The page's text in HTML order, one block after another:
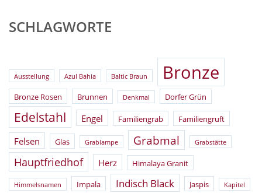
SCHLAGWORTE
Ausstellung Azul Bahia Baltic Braun Bronze
Bronze Rosen Brunnen Denkmal Dorfer Grün
Edelstahl Engel Familiengrab Familiengruft
Felsen Glas Grablampe Grabmal Grabstätte
Hauptfriedhof Herz Himalaya Granit
Himmelsnamen Impala Indisch Black Jaspis Kapitel